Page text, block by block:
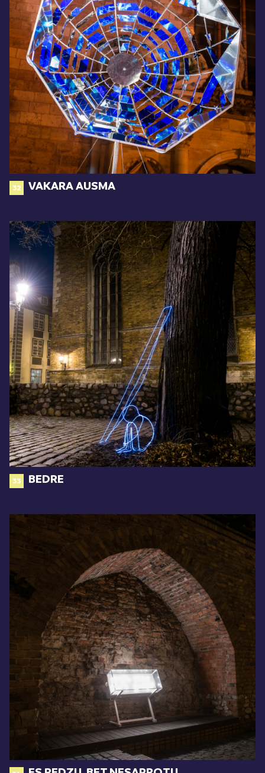
32 VAKARA AUSMA
33 BEDRE